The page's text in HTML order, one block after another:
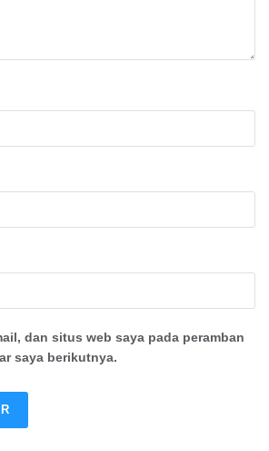
dan situs web saya pada peramban
saya berikutnya.